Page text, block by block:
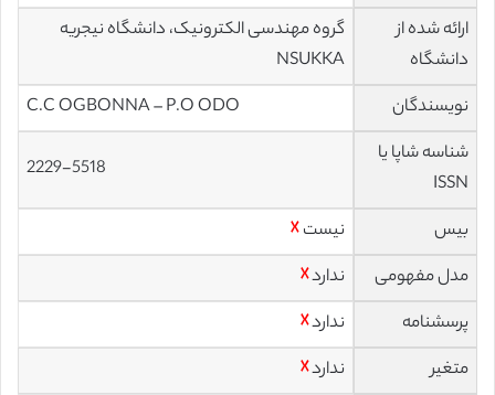
ارائه شده از
دانشگاه
گروه مهندسی الکترونیک، دانشگاه نیجریه
NSUKKA
نویسندگان
C.C OGBONNA – P.O ODO
شناسه شاپا یا
ISSN
2229-5518
بیس نیست☓
مدل مفهومی
ندارد☓
پرسشنامه
ندارد☓
متغیر
ندارد☓